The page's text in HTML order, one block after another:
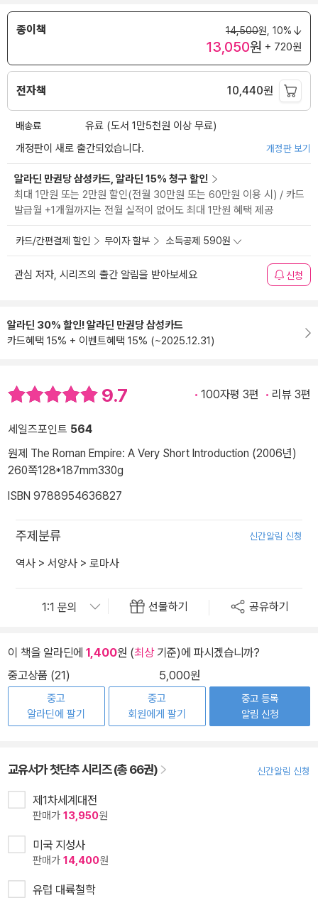
종이책 14,500원, 10%
13,050원 + 720원
전자책 10,440원
배송료
유료 (도서 1만5천원 이상 무료)
개정판이 새로 출간되었습니다.
개정판 보기
알라딘 만권당 삼성카드, 알라딘 15% 청구 할인
최대 1만원 또는 2만원 할인(전월 30만원 또는 60만원 이용 시) / 카드
발급월 +1개월까지는 전월 실적이 없어도 최대 1만원 혜택 제공
카드/간편결제 할인 무이자 할부 소득공제 590원
관심 저자, 시리즈의 출간 알림을 받아보세요 신청
알라딘 30% 할인! 알라딘 만권당 삼성카드
카드혜택 15% + 이벤트혜택 15% (~2025.12.31)
9.7 100자평 3편 리뷰 3편
세일즈포인트 564
원제 The Roman Empire: A Very Short Introduction (2006년)
260쪽128*187mm330g
ISBN 9788954636827
주제분류 신간알림 신청
역사 > 서양사 > 로마사
선물하기 공유하기
이 책을 알라딘에 1,400원 (최상기준)에 파시겠습니까?
중고상품 (21)
5,000원
중고
알라딘에 팔기
중고
회원에게 팔기
중고 등록
알림 신청
교유서가 첫단추 시리즈 (총 66권) 신간알림 신청
제1차세계대전
판매가 13,950원
미국 지성사
판매가 14,400원
유럽 대륙철학